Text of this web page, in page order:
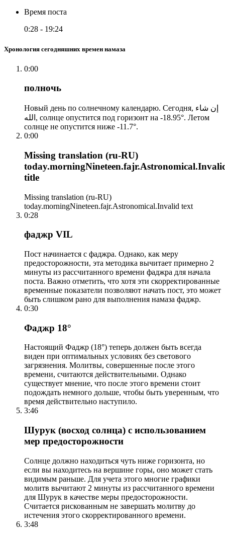
Время поста
0:28 - 19:24
Хронология сегодняшних времен намаза
0:00
полночь
Новый день по солнечному календарю. Сегодня, إن شاء
الله, солнце опустится под горизонт на -18.95°. Летом
солнце не опустится ниже -11.7°.
0:00
Missing translation (ru-RU)
title
Missing translation (ru-RU)
today.morningNineteen.fajr.Astronomical.Invalid text
0:28
фаджр VIL
Пост начинается с фаджра. Однако, как меру
предосторожности, эта методика вычитает примерно 2
минуты из рассчитанного времени фаджра для начала
поста. Важно отметить, что хотя эти скорректированные
временные показатели позволяют начать пост, это может
быть слишком рано для выполнения намаза фаджр.
0:30
Фаджр 18°
Настоящий Фаджр (18°) теперь должен быть всегда
виден при оптимальных условиях без светового
загрязнения. Молитвы, совершенные после этого
времени, считаются действительными. Однако
существует мнение, что после этого времени стоит
подождать немного дольше, чтобы быть уверенным, что
время действительно наступило.
3:46
Шурук (восход солнца) с использованием
мер предосторожности
Солнце должно находиться чуть ниже горизонта, но
если вы находитесь на вершине горы, оно может стать
видимым раньше. Для учета этого многие графики
молитв вычитают 2 минуты из рассчитанного времени
для Шурук в качестве меры предосторожности.
Считается рискованным не завершать молитву до
истечения этого скорректированного времени.
3:48